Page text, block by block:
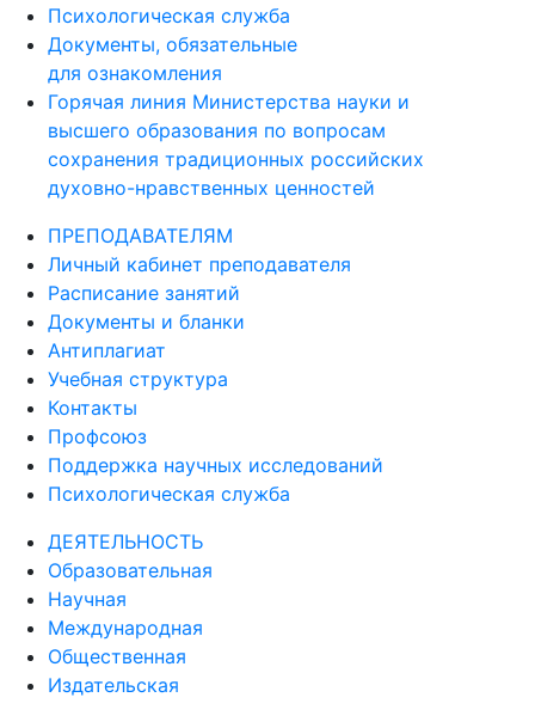
Документы, обязательные
для ознакомления
Горячая линия Министерства науки и
высшего образования по вопросам
сохранения традиционных российских
духовно-нравственных ценностей
ПРЕПОДАВАТЕЛЯМ
Личный кабинет преподавателя
Расписание занятий
Документы и бланки
Антиплагиат
Учебная структура
Контакты
Профсоюз
Поддержка научных исследований
Психологическая служба
Образовательная
Научная
Международная
Общественная
Издательская